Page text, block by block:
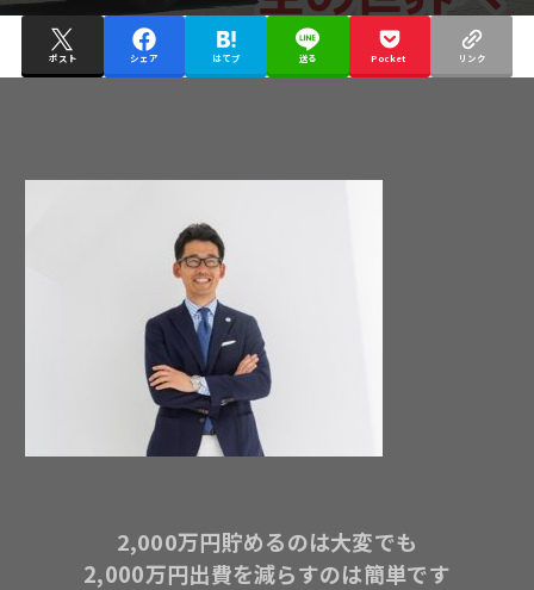
ポスト シェア はてブ 送る Pocket リンク
2,000万円貯めるのは大変でも
2,000万円出費を減らすのは簡単です